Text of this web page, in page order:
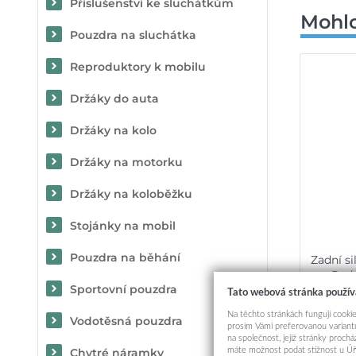
Příslušenství ke sluchátkům
Pouzdra na sluchátka
Reproduktory k mobilu
Držáky do auta
Držáky na kolo
Držáky na motorku
Držáky na koloběžku
Stojánky na mobil
Pouzdra na běhání
Sportovní pouzdra
Vodotěsná pouzdra
Chytré náramky
Zadní
Tato webová stránka
Na těchto stránkách fungují
prosím Vámi preferovanou
na společnost, jejíž stránky
máte možnost podat stížnost u